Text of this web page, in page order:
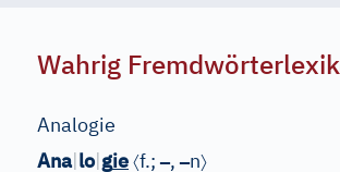
Wahrig
Analogie
Ana|lo|gie〈f.;–,–n〉